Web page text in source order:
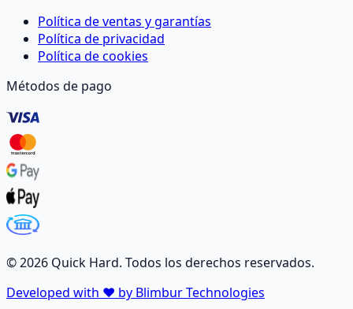
Política de ventas y garantías
Política de privacidad
Política de cookies
Métodos de pago
©2026 Quick Hard. Todos los derechos reservados.
Developed with ❤️ by Blimbur Technologies